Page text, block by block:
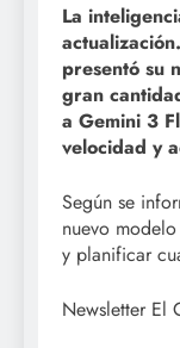
La
presentó su
gran
a Gemini 3
velocidad y
Según se
nuevo
y planificar
Newsletter El